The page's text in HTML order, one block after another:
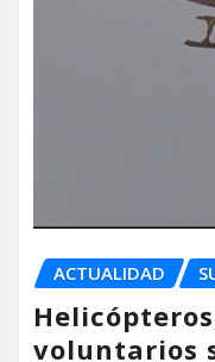
ACTUALIDAD
voluntarios